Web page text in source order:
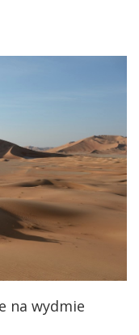
na wydmie